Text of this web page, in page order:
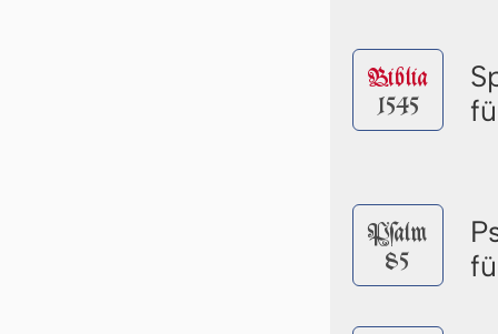
Biblia
1545
Pſalm
85